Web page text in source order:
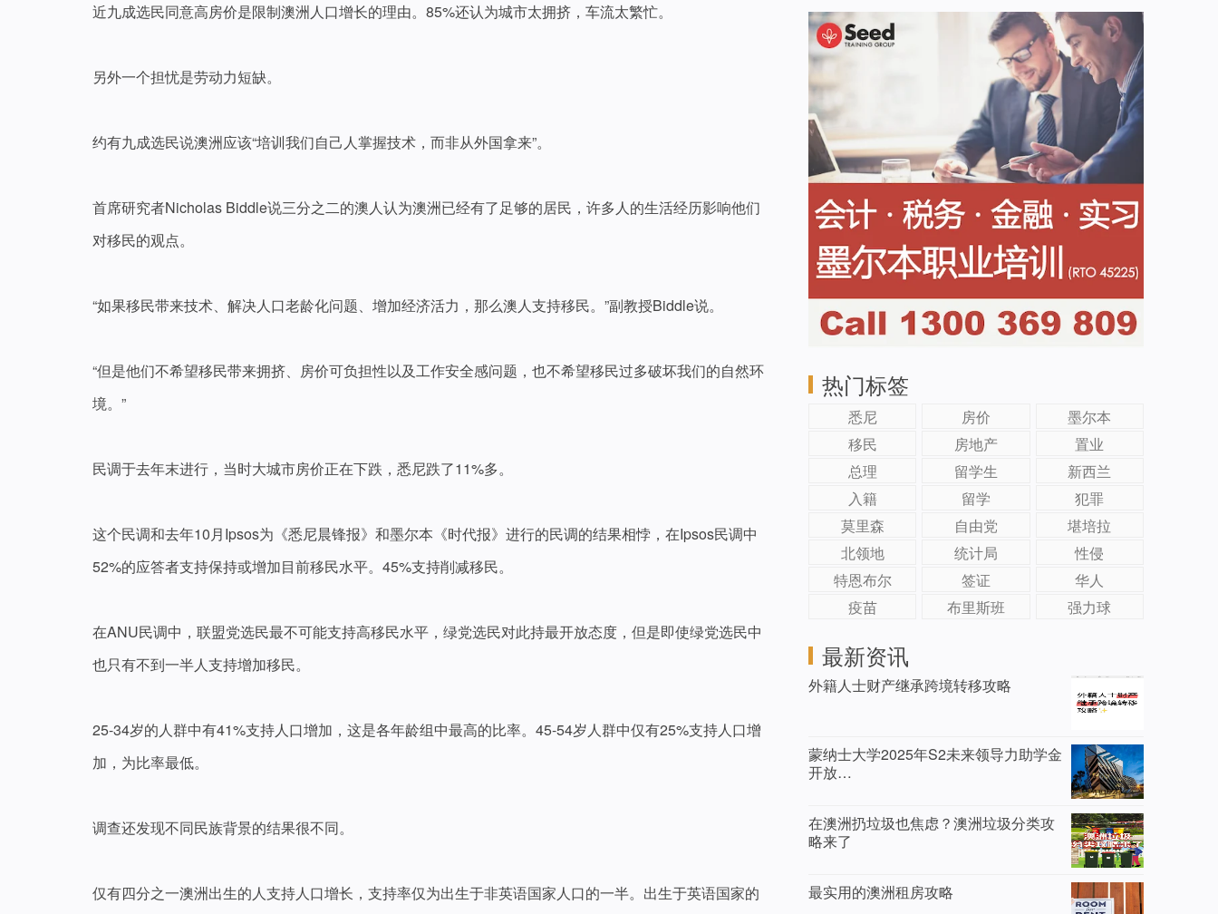
近九成选民同意高房价是限制澳洲人口增长的理由。85%还认为城市太拥挤，车流太繁忙。
另外一个担忧是劳动力短缺。
约有九成选民说澳洲应该“培训我们自己人掌握技术，而非从外国拿来”。
首席研究者Nicholas Biddle说三分之二的澳人认为澳洲已经有了足够的居民，许多人的生活经历影响他们
对移民的观点。
“如果移民带来技术、解决人口老龄化问题、增加经济活力，那么澳人支持移民。”副教授Biddle说。
“但是他们不希望移民带来拥挤、房价可负担性以及工作安全感问题，也不希望移民过多破坏我们的自然环
境。”
民调于去年末进行，当时大城市房价正在下跌，悉尼跌了11%多。
这个民调和去年10月Ipsos为《悉尼晨锋报》和墨尔本《时代报》进行的民调的结果相悖，在Ipsos民调中
52%的应答者支持保持或增加目前移民水平。45%支持削减移民。
在ANU民调中，联盟党选民最不可能支持高移民水平，绿党选民对此持最开放态度，但是即使绿党选民中
也只有不到一半人支持增加移民。
25-34岁的人群中有41%支持人口增加，这是各年龄组中最高的比率。45-54岁人群中仅有25%支持人口增
加，为比率最低。
调查还发现不同民族背景的结果很不同。
仅有四分之一澳洲出生的人支持人口增长，支持率仅为出生于非英语国家人口的一半。出生于英语国家的
热门标签
悉尼 房价
墨尔本
移民
房地产
置业
总理
留学生
新西兰
入籍
留学
犯罪
莫里森
自由党
堪培拉
北领地
统计局
性侵
特恩布尔
签证
华人
疫苗
布里斯班 强力球
最新资讯
外籍人士财产继承跨境转移攻略
蒙纳士大学2025年S2未来领导力助学金
开放…
在澳洲扔垃圾也焦虑？澳洲垃圾分类攻
略来了
最实用的澳洲租房攻略